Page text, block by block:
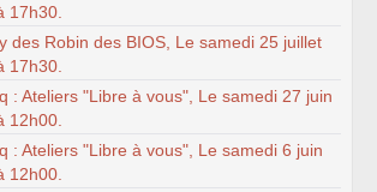
17h30.
des Robin des BIOS, Le samedi 25 juillet
17h30.
: Ateliers "Libre à vous", Le samedi 27 juin
12h00.
: Ateliers "Libre à vous", Le samedi 6 juin
12h00.